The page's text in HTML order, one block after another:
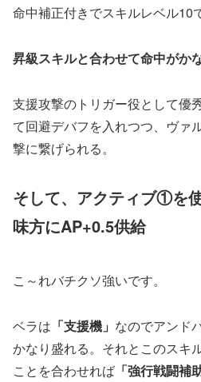
命中補正付きでスキルレベル10
昇級スキルと合わせて命中がか
支援攻撃のトリガー役として優
て回避デバフを入れつつ、ヴァ
撃に繋げられる。
そして、アクティブ①を
味方にAP+0.5供給
こ～れバチクソ強いです。
ベラは 「支援機」 なのでアンド
かなり盛れる。それとこのスキ
ことを合わせれば 「強行戦闘補